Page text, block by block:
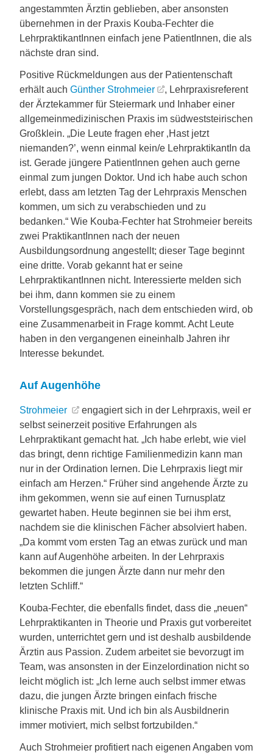
angestammten Ärztin geblieben, aber ansonsten
übernehmen in der Praxis Kouba-Fechter die
LehrpraktikantInnen einfach jene PatientInnen, die als
nächste dran sind.
Positive Rückmeldungen aus der Patientenschaft
erhält auch Günther Strohmeier
, Lehrpraxisreferent
der Ärztekammer für Steiermark und Inhaber einer
allgemeinmedizinischen Praxis im südweststeirischen
Großklein. „Die Leute fragen eher ‚Hast jetzt
niemanden?’, wenn einmal kein/e LehrpraktikantIn da
ist. Gerade jüngere PatientInnen gehen auch gerne
einmal zum jungen Doktor. Und ich habe auch schon
erlebt, dass am letzten Tag der Lehrpraxis Menschen
kommen, um sich zu verabschieden und zu
bedanken.“ Wie Kouba-Fechter hat Strohmeier bereits
zwei PraktikantInnen nach der neuen
Ausbildungsordnung angestellt; dieser Tage beginnt
eine dritte. Vorab gekannt hat er seine
LehrpraktikantInnen nicht. Interessierte melden sich
bei ihm, dann kommen sie zu einem
Vorstellungsgespräch, nach dem entschieden wird, ob
eine Zusammenarbeit in Frage kommt. Acht Leute
haben in den vergangenen eineinhalb Jahren ihr
Interesse bekundet.
Auf Augenhöhe
Strohmeier
engagiert sich in der Lehrpraxis, weil er
selbst seinerzeit positive Erfahrungen als
Lehrpraktikant gemacht hat. „Ich habe erlebt, wie viel
das bringt, denn richtige Familienmedizin kann man
nur in der Ordination lernen. Die Lehrpraxis liegt mir
einfach am Herzen.“ Früher sind angehende Ärzte zu
ihm gekommen, wenn sie auf einen Turnusplatz
gewartet haben. Heute beginnen sie bei ihm erst,
nachdem sie die klinischen Fächer absolviert haben.
„Da kommt vom ersten Tag an etwas zurück und man
kann auf Augenhöhe arbeiten. In der Lehrpraxis
bekommen die jungen Ärzte dann nur mehr den
letzten Schliff.“
Kouba-Fechter, die ebenfalls findet, dass die „neuen“
Lehrpraktikanten in Theorie und Praxis gut vorbereitet
wurden, unterrichtet gern und ist deshalb ausbildende
Ärztin aus Passion. Zudem arbeitet sie bevorzugt im
Team, was ansonsten in der Einzelordination nicht so
leicht möglich ist: „Ich lerne auch selbst immer etwas
dazu, die jungen Ärzte bringen einfach frische
klinische Praxis mit. Und ich bin als Ausbildnerin
immer motiviert, mich selbst fortzubilden.“
Auch Strohmeier profitiert nach eigenen Angaben vom